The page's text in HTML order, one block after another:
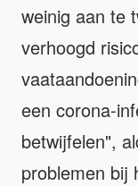
weinig aan te
verhoogd
een corona-
betwijfelen",
problemen bij